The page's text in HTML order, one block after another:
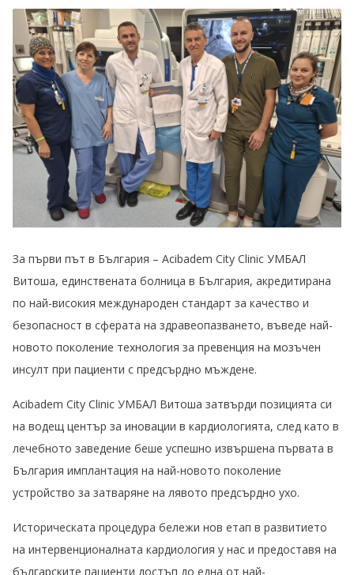
За първи път в България – Acibadem City Clinic УМБАЛ
Витоша, единствената болница в България, акредитирана
по най-високия международен стандарт за качество и
безопасност в сферата на здравеопазването, въведе най-
новото поколение технология за превенция на мозъчен
инсулт при пациенти с предсърдно мъждене.
Acibadem City Clinic УМБАЛ Витоша затвърди позицията си
на водещ център за иновации в кардиологията, след като в
лечебното заведение беше успешно извършена първата в
България имплантация на най-новото поколение
устройство за затваряне на лявото предсърдно ухо.
Историческата процедура бележи нов етап в развитието
на интервенционалната кардиология у нас и предоставя на
българските пациенти достъп до една от най-